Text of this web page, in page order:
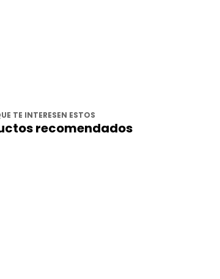
TE INTERESEN ESTOS
recomendados